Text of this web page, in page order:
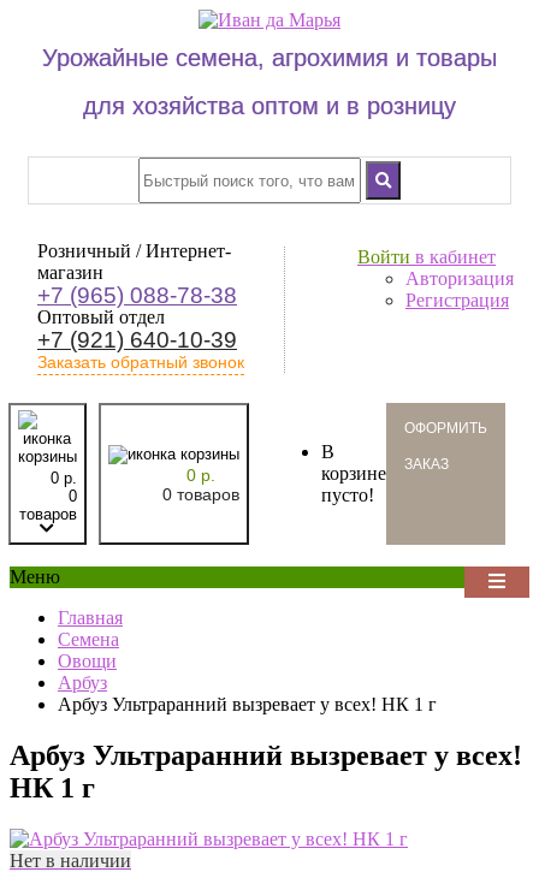
Урожайные семена, агрохимия и товары
для хозяйства оптом и в розницу
Розничный / Интернет-
магазин
+7 (965) 088-78-38
Оптовый отдел
+7 (921) 640-10-39
Заказать обратный звонок
Войти в кабинет
Авторизация
Регистрация
0 р.
0
товаров
oформить
заказ
0 р.
0 товаров
В
корзине
пусто!
Меню
Главная
Семена
Овощи
Арбуз
Арбуз Ультраранний вызревает у всех! НК 1 г
Арбуз Ультраранний вызревает у всех!
НК 1 г
Нет в наличии